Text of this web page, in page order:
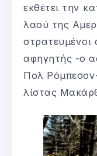
εκθέτει την
λαού της
στρατευμένοι
αφηγητής -ο
Πολ
λίστας